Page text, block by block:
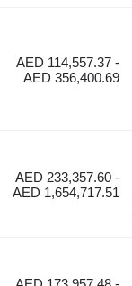
AED 114,557.37 -
AED 356,400.69
AED 233,357.60 -
AED 1,654,717.51